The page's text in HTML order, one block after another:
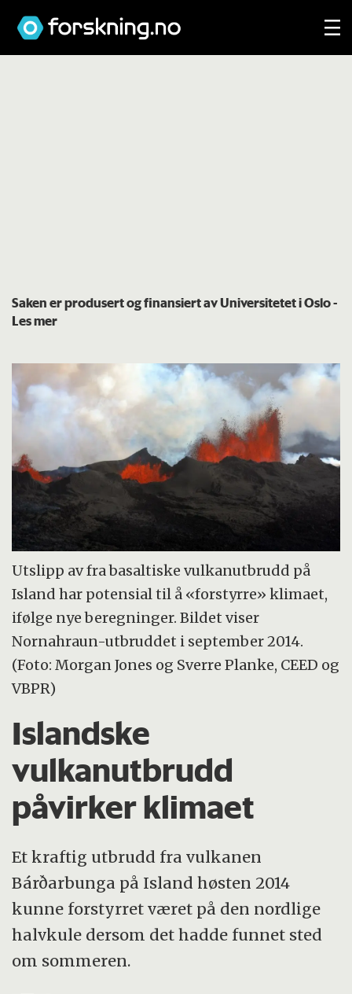
Saken er produsert og finansiert av Universitetet i Oslo-
Les mer
Utslipp av fra basaltiske vulkanutbrudd på
Island har potensial til å «forstyrre» klimaet,
ifølge nye beregninger. Bildet viser
Nornahraun-utbruddet i september 2014.
(Foto: Morgan Jones og Sverre Planke, CEED og
VBPR)
Islandske
vulkanutbrudd
påvirker klimaet
Et kraftig utbrudd fra vulkanen
Bárðarbunga på Island høsten 2014
kunne forstyrret været på den nordlige
halvkule dersom det hadde funnet sted
om sommeren.